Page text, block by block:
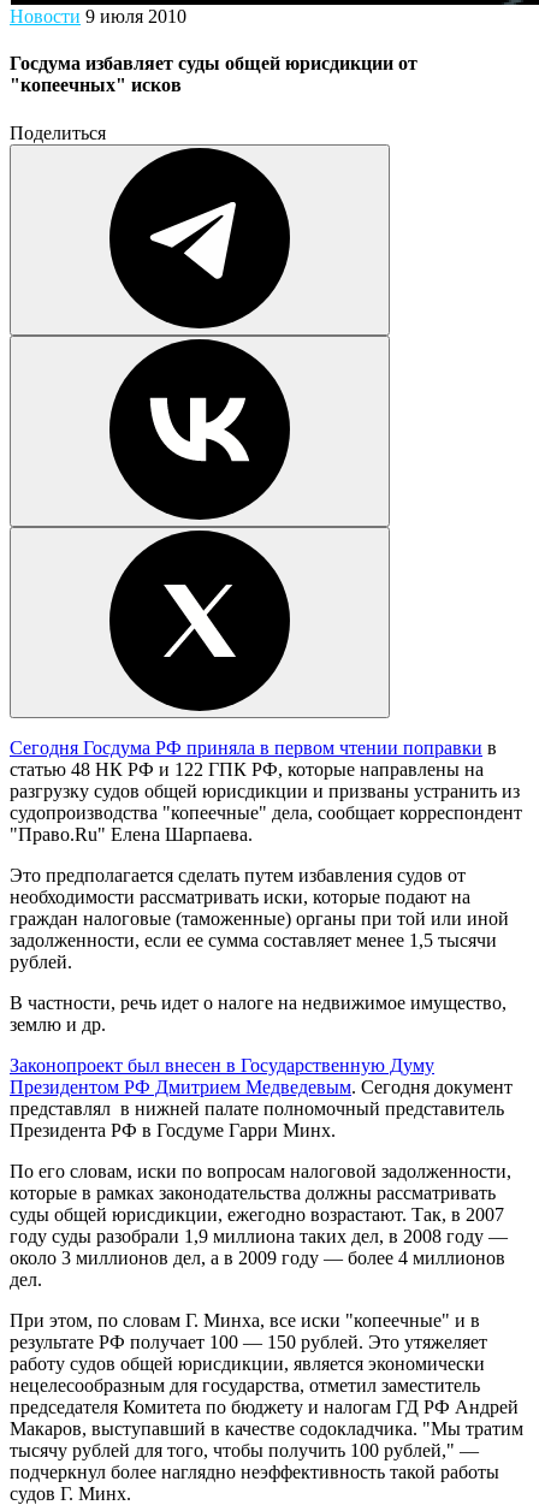
Новости 9 июля 2010
Госдума избавляет суды общей юрисдикции от
"копеечных" исков
Поделиться
Сегодня Госдума РФ приняла в первом чтении поправки в
статью 48 НК РФ и 122 ГПК РФ, которые направлены на
разгрузку судов общей юрисдикции и призваны устранить из
судопроизводства "копеечные" дела, сообщает корреспондент
"Право.Ru" Елена Шарпаева.
Это предполагается сделать путем избавления судов от
необходимости рассматривать иски, которые подают на
граждан налоговые (таможенные) органы при той или иной
задолженности, если ее сумма составляет менее 1,5 тысячи
рублей.
В частности, речь идет о налоге на недвижимое имущество,
землю и др.
Законопроект был внесен в Государственную Думу
Президентом РФ Дмитрием Медведевым. Сегодня документ
представлял в нижней палате полномочный представитель
Президента РФ в Госдуме Гарри Минх.
По его словам, иски по вопросам налоговой задолженности,
которые в рамках законодательства должны рассматривать
суды общей юрисдикции, ежегодно возрастают. Так, в 2007
году суды разобрали 1,9 миллиона таких дел, в 2008 году —
около 3 миллионов дел, а в 2009 году — более 4 миллионов
дел.
При этом, по словам Г. Минха, все иски "копеечные" и в
результате РФ получает 100 — 150 рублей. Это утяжеляет
работу судов общей юрисдикции, является экономически
нецелесообразным для государства, отметил заместитель
председателя Комитета по бюджету и налогам ГД РФ Андрей
Макаров, выступавший в качестве содокладчика. "Мы тратим
тысячу рублей для того, чтобы получить 100 рублей," —
подчеркнул более наглядно неэффективность такой работы
судов Г. Минх.